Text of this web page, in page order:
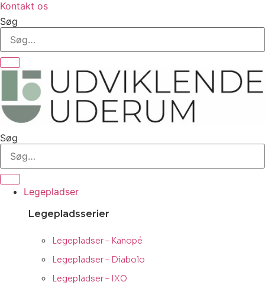
Kontakt os
Søg
Søg
Legepladser
Legepladsserier
Legepladser – Kanopé
Legepladser – Diabolo
Legepladser – IXO